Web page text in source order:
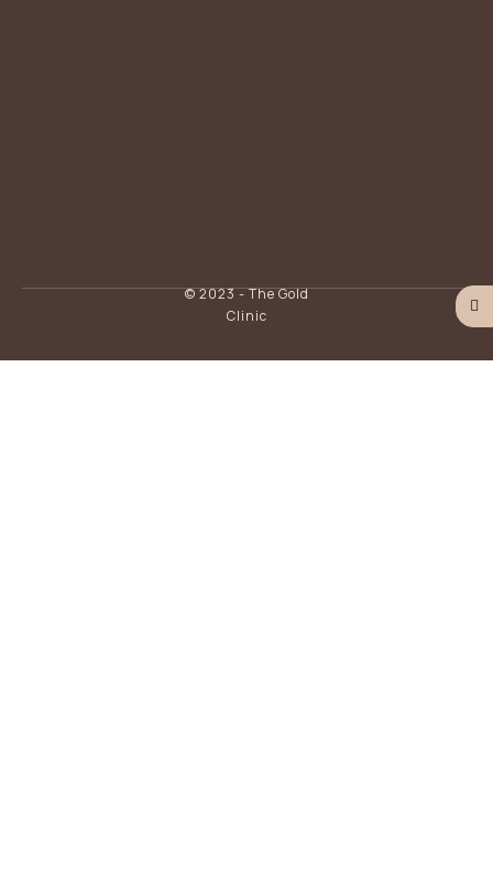
© 2023 - The Gold
Clinic